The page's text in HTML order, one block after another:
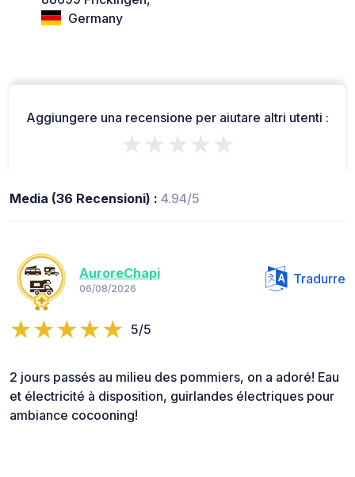
Germany
Aggiungere una recensione per aiutare altri utenti :
★★★★★
Media (36 Recensioni) : 4.94/5
AuroreChapi
06/08/2026
Tradurre
5/5
2 jours passés au milieu des pommiers, on a adoré! Eau
et électricité à disposition, guirlandes électriques pour
ambiance cocooning!